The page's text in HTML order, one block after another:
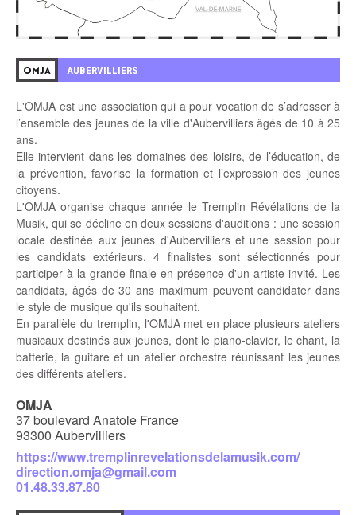
OMJA AUBERVILLIERS
L'OMJA est une association qui a pour vocation de s’adresser à
l’ensemble des jeunes de la ville d'Aubervilliers âgés de 10 à 25
ans.
Elle intervient dans les domaines des loisirs, de l’éducation, de
la prévention, favorise la formation et l’expression des jeunes
citoyens.
L'OMJA organise chaque année le Tremplin Révélations de la
Musik, qui se décline en deux sessions d'auditions : une session
locale destinée aux jeunes d'Aubervilliers et une session pour
les candidats extérieurs. 4 finalistes sont sélectionnés pour
participer à la grande finale en présence d'un artiste invité. Les
candidats, âgés de 30 ans maximum peuvent candidater dans
le style de musique qu'ils souhaitent.
En parallèle du tremplin, l'OMJA met en place plusieurs ateliers
musicaux destinés aux jeunes, dont le piano-clavier, le chant, la
batterie, la guitare et un atelier orchestre réunissant les jeunes
des différents ateliers.
OMJA
37 boulevard Anatole France
93300 Aubervilliers
https://www.tremplinrevelationsdelamusik.com/
direction.omja@gmail.com
01.48.33.87.80